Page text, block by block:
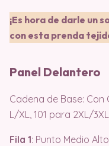
¡Es hora de darle un
con esta prenda
Panel Delantero
Cadena de Base: Con
L/XL, 101 para 2XL/
Fila 1: Punto Medio